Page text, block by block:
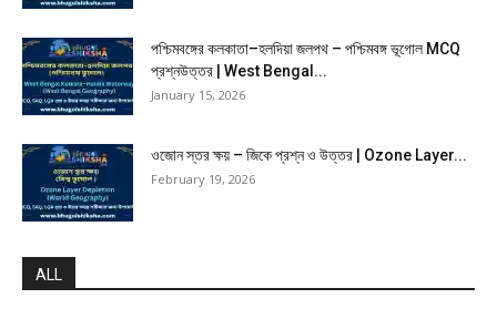
পশ্চিমবঙ্গের কলকাতা–হলদিয়া জলপথ – পশ্চিমবঙ্গ ভূগোল MCQ
প্রশ্নউত্তর | West Bengal...
January 15, 2026
ওজোন স্তর ক্ষয় – জিকে প্রশ্ন ও উত্তর | Ozone Layer...
February 19, 2026
ALL